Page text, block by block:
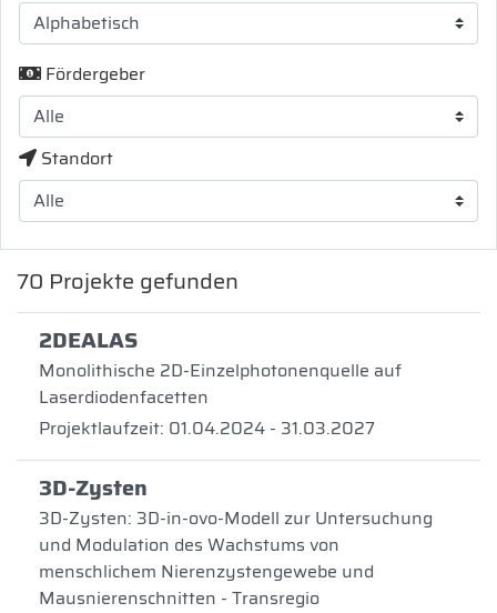
Fördergeber
Standort
70 Projekte gefunden
2DEALAS
Monolithische 2D-Einzelphotonenquelle auf
Laserdiodenfacetten
Projektlaufzeit: 01.04.2024 - 31.03.2027
3D-Zysten
3D-Zysten: 3D-in-ovo-Modell zur Untersuchung
und Modulation des Wachstums von
menschlichem Nierenzystengewebe und
Mausnierenschnitten - Transregio